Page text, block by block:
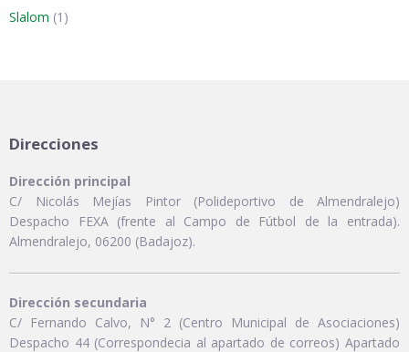
Slalom (1)
Direcciones
Dirección principal
C/ Nicolás Mejías Pintor (Polideportivo de Almendralejo)
Despacho FEXA (frente al Campo de Fútbol de la entrada).
Almendralejo, 06200 (Badajoz).
Dirección secundaria
C/ Fernando Calvo, N° 2 (Centro Municipal de Asociaciones)
Despacho 44 (Correspondecia al apartado de correos) Apartado